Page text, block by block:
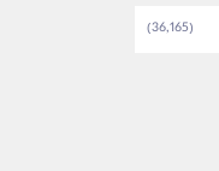
(36,165)